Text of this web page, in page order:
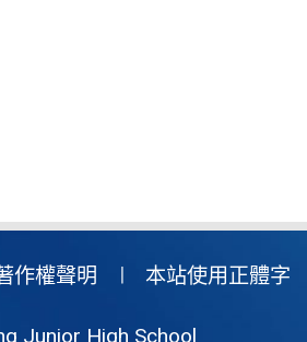
作權聲明 本站使用正體字
Junior High School